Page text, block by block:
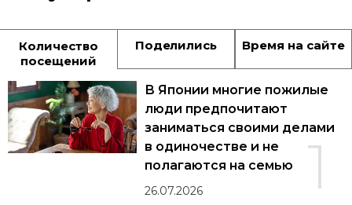
Количество
посещений
Поделились Время на сайте
1
В Японии многие пожилые
люди предпочитают
заниматься своими делами
в одиночестве и не
полагаются на семью
26.07.2026